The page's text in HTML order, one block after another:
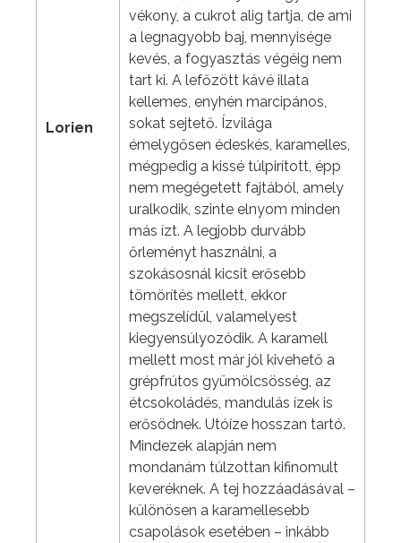
Lorien
vékony, a cukrot alig tartja, de ami
a legnagyobb baj, mennyisége
kevés, a fogyasztás végéig nem
tart ki. A lefőzött kávé illata
kellemes, enyhén marcipános,
sokat sejtető. Ízvilága
émelygősen édeskés, karamelles,
mégpedig a kissé túlpirított, épp
nem megégetett fajtából, amely
uralkodik, szinte elnyom minden
más ízt. A legjobb durvább
őrleményt használni, a
szokásosnál kicsit erősebb
tömörítés mellett, ekkor
megszelídül, valamelyest
kiegyensúlyozódik. A karamell
mellett most már jól kivehető a
grépfrútos gyümölcsösség, az
étcsokoládés, mandulás ízek is
erősödnek. Utóíze hosszan tartó.
Mindezek alapján nem
mondanám túlzottan kifinomult
keveréknek. A tej hozzáadásával –
különösen a karamellesebb
csapolások esetében – inkább